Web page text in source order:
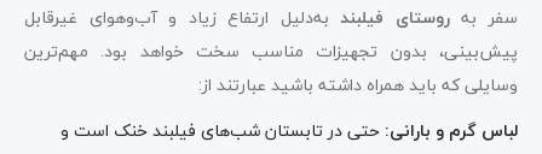
سفر بهروستای فیلبند به‌دلیل ارتفاع زیاد و آب‌وهوای غیرقابل
پیش‌بینی، بدون تجهیزات مناسب سخت خواهد بود. مهم‌ترین
وسایلی که باید همراه داشته باشید عبارتند از:
لباس گرم و بارانی: حتی در تابستان شب‌های فیلبند خنک است و